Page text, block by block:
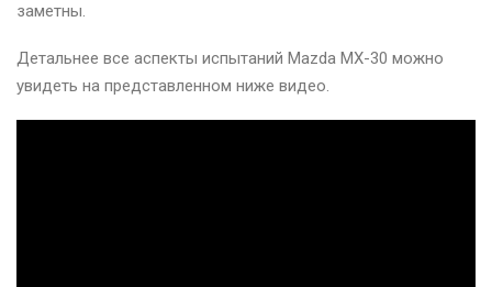
заметны.
Детальнее все аспекты испытаний Mazda MX-30 можно
увидеть на представленном ниже видео.